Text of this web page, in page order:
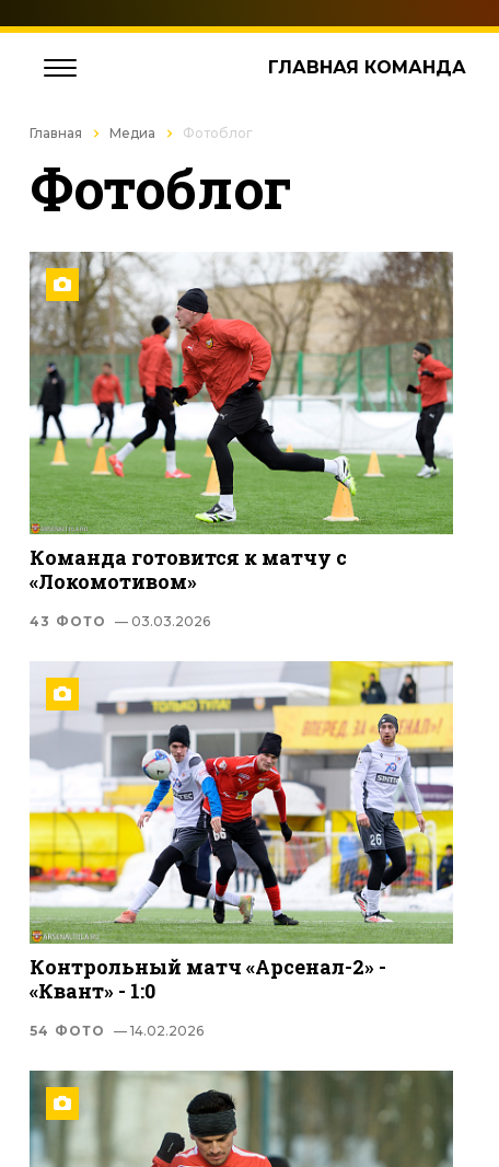
ГЛАВНАЯ КОМАНДА
Главная Медиа Фотоблог
Фотоблог
Команда готовится к матчу с
«Локомотивом»
43 ФОТО — 03.03.2026
Контрольный матч «Арсенал-2» -
«Квант» - 1:0
54 ФОТО — 14.02.2026